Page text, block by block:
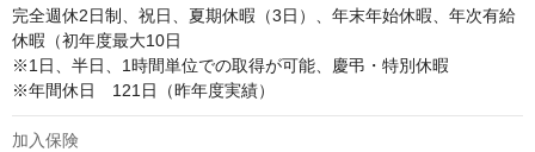
完全週休2日制、祝日、夏期休暇（3日）、年末年始休暇、年次有給
休暇（初年度最大10日
※1日、半日、1時間単位での取得が可能、慶弔・特別休暇
※年間休日　121日（昨年度実績）
加入保険